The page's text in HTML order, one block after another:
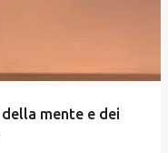
mente e dei